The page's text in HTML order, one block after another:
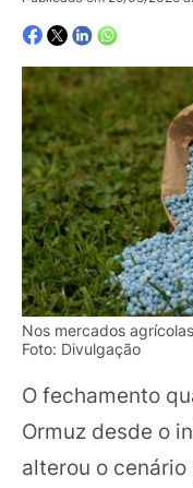
Nos mercados
Foto: Divulgação
O fechamento
Ormuz desde o
alterou o